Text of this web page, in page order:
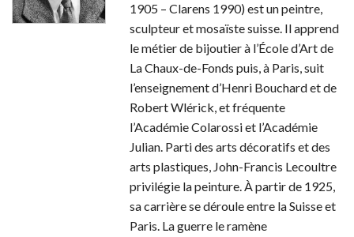
1905 – Clarens 1990) est un peintre,
sculpteur et mosaïste suisse. Il apprend
le métier de bijoutier à l’École d’Art de
La Chaux-de-Fonds puis, à Paris, suit
l’enseignement d’Henri Bouchard et de
Robert Wlérick, et fréquente
l’Académie Colarossi et l’Académie
Julian. Parti des arts décoratifs et des
arts plastiques, John-Francis Lecoultre
privilégie la peinture. À partir de 1925,
sa carrière se déroule entre la Suisse et
Paris. La guerre le ramène